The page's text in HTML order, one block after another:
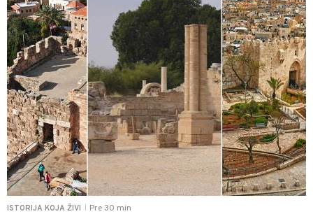
ISTORIJA KOJA ŽIVI Pre 30 min